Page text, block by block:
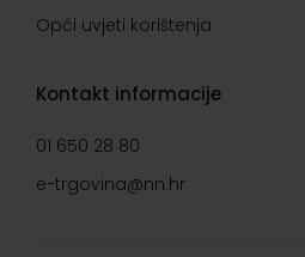
Opći uvjeti korištenja
Kontakt informacije
01 650 28 80
e-trgovina@nn.hr